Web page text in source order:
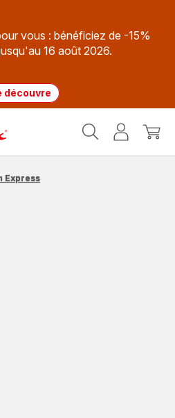
vous : bénéficiez de -15%
16 août 2026.
découvre
MonMon
Express